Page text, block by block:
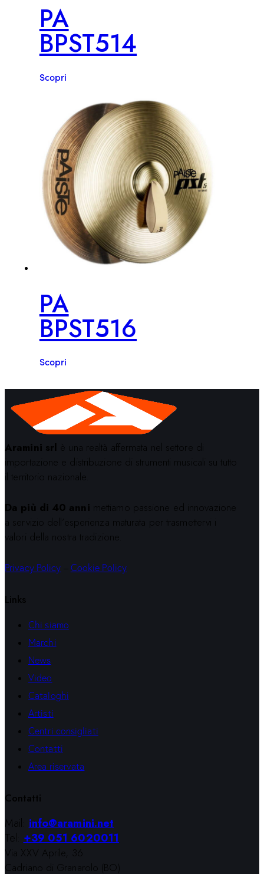
PA
BPST514
Scopri
PA
BPST516
Scopri
Aramini srl è una realtà affermata nel settore di
importazione e distribuzione di strumenti musicali su tutto
il territorio nazionale.
Da più di 40 anni mettiamo passione ed innovazione
a servizio dell’esperienza maturata per trasmettervi i
valori della nostra tradizione.
Privacy Policy Cookie Policy
Links
Chi siamo
Marchi
News
Video
Cataloghi
Artisti
Centri consigliati
Contatti
Area riservata
Contatti
Mail: info@aramini.net
Tel: +39 051 6020011
Via XXV Aprile, 36
Cadriano di Granarolo (BO)